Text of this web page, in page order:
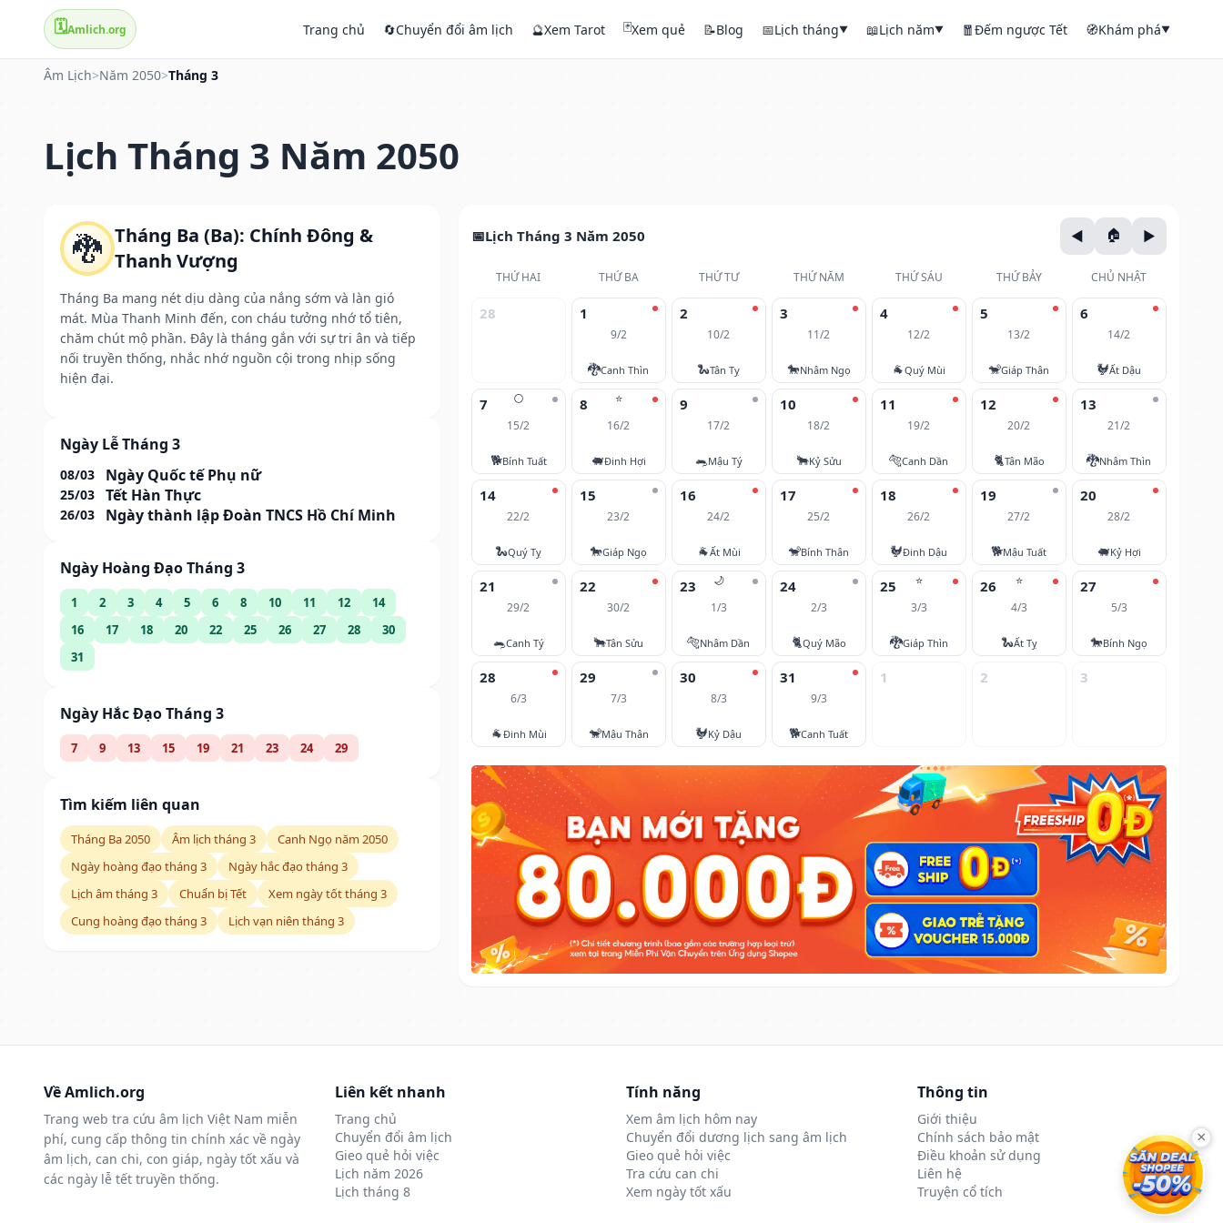
🗓️Amlich.org Trang chủ 🔄Chuyển đổi âm lịch 🔮Xem Tarot 🃏Xem quẻ 📝Blog 📅Lịch tháng▼ 📖Lịch năm▼ 🧧Đếm ngược Tết 🧭Khám phá▼
Âm Lịch>Năm 2050>Tháng 3
Lịch Tháng 3 Năm 2050
🐉 Tháng Ba (Ba): Chính Đông &
Thanh Vượng
Tháng Ba mang nét dịu dàng của nắng sớm và làn gió
mát. Mùa Thanh Minh đến, con cháu tưởng nhớ tổ tiên,
chăm chút mộ phần. Đây là tháng gắn với sự tri ân và tiếp
nối truyền thống, nhắc nhớ nguồn cội trong nhịp sống
hiện đại.
Ngày Lễ Tháng 3
08/03 Ngày Quốc tế Phụ nữ
25/03 Tết Hàn Thực
26/03 Ngày thành lập Đoàn TNCS Hồ Chí Minh
Ngày Hoàng Đạo Tháng 3
1 2 3 4 5 6 8 10 11 12
14
16
17 18 20 22 25 26 27 28
30
31
Ngày Hắc Đạo Tháng 3
7 9 13 15 19 21 23 24 29
Tìm kiếm liên quan
Tháng Ba 2050 Âm lịch tháng 3
Canh Ngọ năm 2050
Ngày hoàng đạo tháng 3
Ngày hắc đạo tháng 3
Lịch âm tháng 3
Chuẩn bị Tết
Xem ngày tốt tháng 3
Cung hoàng đạo tháng 3
Lịch vạn niên tháng 3
Lịch Tháng 3 Năm 2050
THỨ HAI THỨ BA THỨ TƯ THỨ NĂM THỨ SÁU THỨ BẢY CHỦ NHẬT
28 1
9/2
🐉Canh Thìn
2
10/2
🐍Tân Tỵ
3
11/2
🐎Nhâm Ngọ
4
12/2
🐐Quý Mùi
5
13/2
🐒Giáp Thân
6
14/2
🐓Ất Dậu
🌕
7
15/2
🐕Bính Tuất
⭐
8
16/2
🐖Đinh Hợi
9
17/2
🐀Mậu Tý
10
18/2
🐂Kỷ Sửu
11
19/2
🐅Canh Dần
12
20/2
🐈Tân Mão
13
21/2
🐉Nhâm Thìn
14
22/2
🐍Quý Tỵ
15
23/2
🐎Giáp Ngọ
16
24/2
🐐Ất Mùi
17
25/2
🐒Bính Thân
18
26/2
🐓Đinh Dậu
19
27/2
🐕Mậu Tuất
20
28/2
🐖Kỷ Hợi
21
29/2
🐀Canh Tý
22
30/2
🐂Tân Sửu
🌙
23
1/3
🐅Nhâm Dần
24
2/3
🐈Quý Mão
⭐
25
3/3
🐉Giáp Thìn
⭐
26
4/3
🐍Ất Tỵ
27
5/3
🐎Bính Ngọ
28
6/3
🐐Đinh Mùi
29
7/3
🐒Mậu Thân
30
8/3
🐓Kỷ Dậu
31
9/3
🐕Canh Tuất
1 2 3
Về Amlich.org
Trang web tra cứu âm lịch Việt Nam miễn
phí, cung cấp thông tin chính xác về ngày
âm lịch, can chi, con giáp, ngày tốt xấu và
các ngày lễ tết truyền thống.
Liên kết nhanh
Trang chủ
Chuyển đổi âm lịch
Gieo quẻ hỏi việc
Lịch năm 2026
Lịch tháng 8
Tính năng
Xem âm lịch hôm nay
Chuyển đổi dương lịch sang âm lịch
Gieo quẻ hỏi việc
Tra cứu can chi
Xem ngày tốt xấu
Thông tin
Giới thiệu
Chính sách bảo mật
Điều khoản sử dụng
Liên hệ
Truyện cổ tích
×